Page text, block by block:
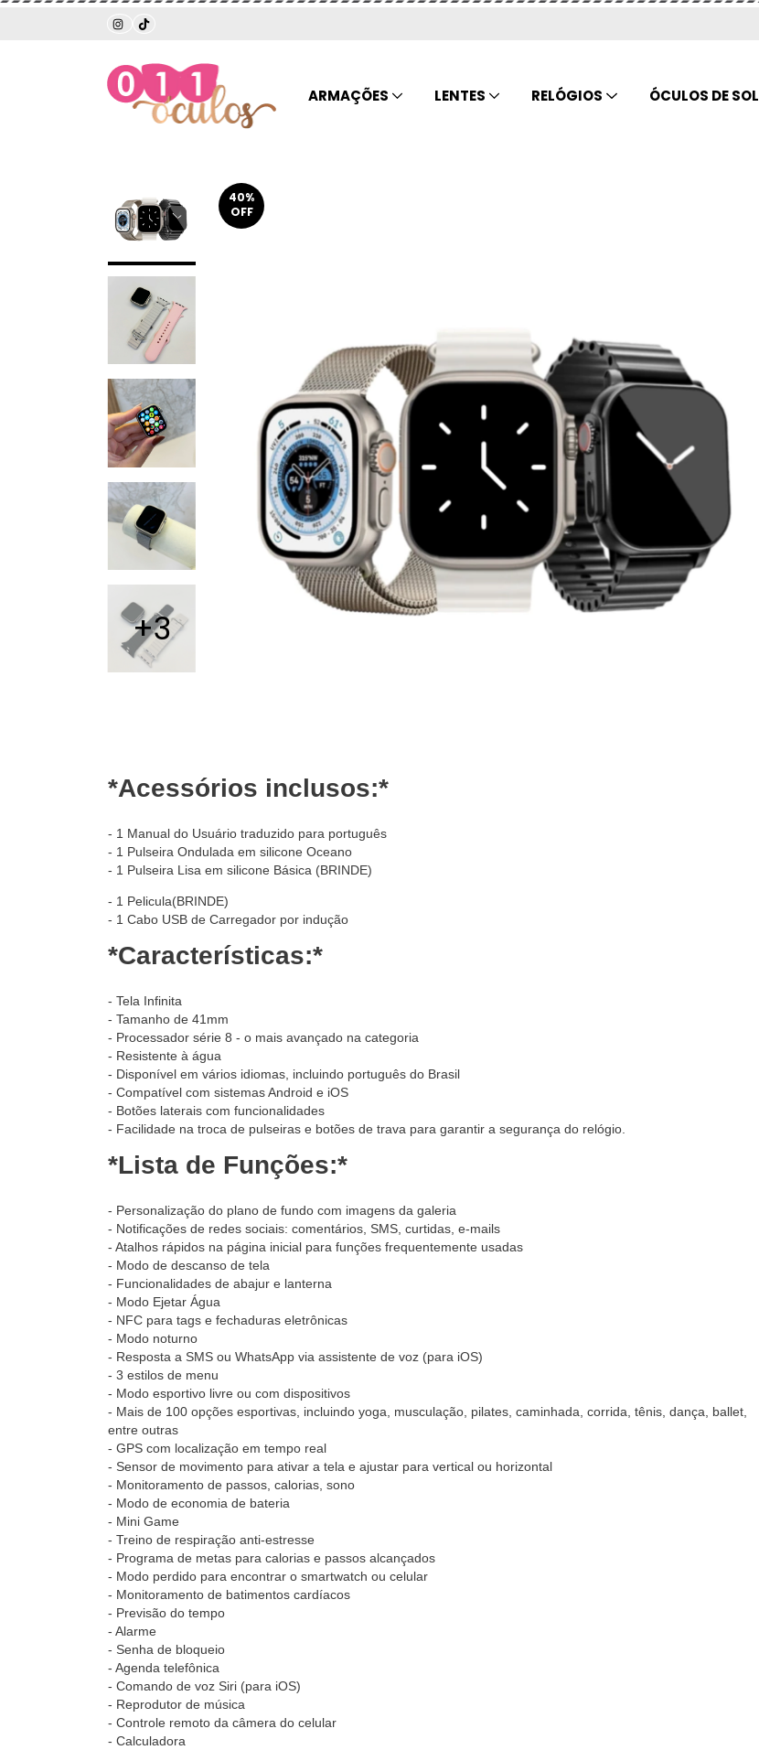
ARMAÇÕES LENTES RELÓGIOS ÓCULOS DE SOL
+3
40%
OFF
*Acessórios inclusos:*
- 1 Manual do Usuário traduzido para português
- 1 Pulseira Ondulada em silicone Oceano
- 1 Pulseira Lisa em silicone Básica (BRINDE)
- 1 Pelicula(BRINDE)
- 1 Cabo USB de Carregador por indução
*Características:*
- Tela Infinita
- Tamanho de 41mm
- Processador série 8 - o mais avançado na categoria
- Resistente à água
- Disponível em vários idiomas, incluindo português do Brasil
- Compatível com sistemas Android e iOS
- Botões laterais com funcionalidades
- Facilidade na troca de pulseiras e botões de trava para garantir a segurança do relógio.
*Lista de Funções:*
- Personalização do plano de fundo com imagens da galeria
- Notificações de redes sociais: comentários, SMS, curtidas, e-mails
- Atalhos rápidos na página inicial para funções frequentemente usadas
- Modo de descanso de tela
- Funcionalidades de abajur e lanterna
- Modo Ejetar Água
- NFC para tags e fechaduras eletrônicas
- Modo noturno
- Resposta a SMS ou WhatsApp via assistente de voz (para iOS)
- 3 estilos de menu
- Modo esportivo livre ou com dispositivos
- Mais de 100 opções esportivas, incluindo yoga, musculação, pilates, caminhada, corrida, tênis, dança, ballet,
entre outras
- GPS com localização em tempo real
- Sensor de movimento para ativar a tela e ajustar para vertical ou horizontal
- Monitoramento de passos, calorias, sono
- Modo de economia de bateria
- Mini Game
- Treino de respiração anti-estresse
- Programa de metas para calorias e passos alcançados
- Modo perdido para encontrar o smartwatch ou celular
- Monitoramento de batimentos cardíacos
- Previsão do tempo
- Alarme
- Senha de bloqueio
- Agenda telefônica
- Comando de voz Siri (para iOS)
- Reprodutor de música
- Controle remoto da câmera do celular
- Calculadora